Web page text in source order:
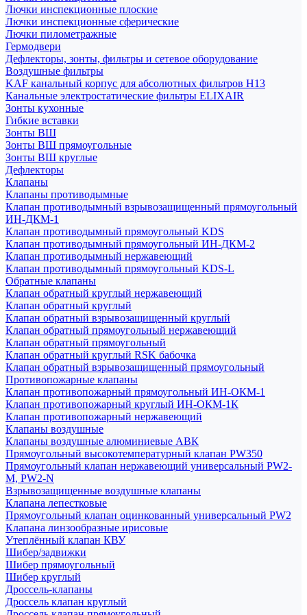
Лючки инспекционные плоские
Лючки инспекционные сферические
Лючки пилометражные
Гермодвери
Дефлекторы, зонты, фильтры и сетевое оборудование
Воздушные фильтры
KAF канальный корпус для абсолютных фильтров H13
Канальные электростатические фильтры ELIXAIR
Зонты кухонные
Гибкие вставки
Зонты ВШ
Зонты ВШ прямоугольные
Зонты ВШ круглые
Дефлекторы
Клапаны
Клапаны противодымные
Клапан противодымный взрывозащищенный прямоугольный
ИН-ДКМ-1
Клапан противодымный прямоугольный KDS
Клапан противодымный прямоугольный ИН-ДКМ-2
Клапан противодымный нержавеющий
Клапан противодымный прямоугольный KDS-L
Обратные клапаны
Клапан обратный круглый нержавеющий
Клапан обратный круглый
Клапан обратный взрывозащищенный круглый
Клапан обратный прямоугольный нержавеющий
Клапан обратный прямоугольный
Клапан обратный круглый RSK бабочка
Клапан обратный взрывозащищенный прямоугольный
Противопожарные клапаны
Клапан противопожарный прямоугольный ИН-ОКМ-1
Клапан противопожарный круглый ИН-ОКМ-1К
Клапан противопожарный нержавеющий
Клапаны воздушные
Клапаны воздушные алюминиевые АВК
Прямоугольный высокотемпературный клапан PW350
Прямоугольный клапан нержавеющий универсальный PW2-
M, PW2-N
Взрывозащищенные воздушные клапаны
Клапана лепестковые
Прямоугольный клапан оцинкованный универсальный PW2
Клапана линзообразные ирисовые
Утеплённый клапан КВУ
Шибер/задвижки
Шибер прямоугольный
Шибер круглый
Дроссель-клапаны
Дроссель клапан круглый